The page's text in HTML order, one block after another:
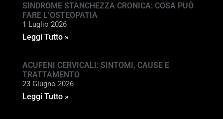
SINDROME STANCHEZZA CRONICA: COSA PUÒ
FARE L’OSTEOPATIA
1 Luglio 2026
Leggi Tutto »
ACUFENI CERVICALI: SINTOMI, CAUSE E
TRATTAMENTO
23 Giugno 2026
Leggi Tutto »